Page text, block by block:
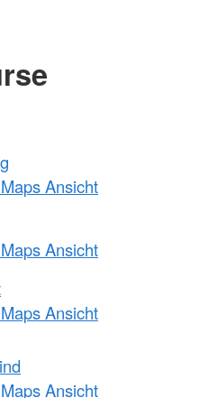
Ansicht
Ansicht
Ansicht
Ansicht